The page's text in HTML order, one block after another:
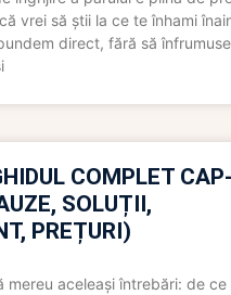
vrei să știi la ce te înhami
direct, fără să
COMPLET CAP-
SOLUȚII,
PREȚURI)
mereu aceleași întrebări: de ce